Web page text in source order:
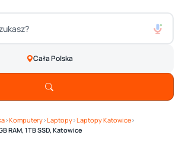
Cała Polska
›Komputery›Laptopy›Laptopy Katowice›
RAM, 1TB SSD, Katowice
1/ 4 Zobacz galerię